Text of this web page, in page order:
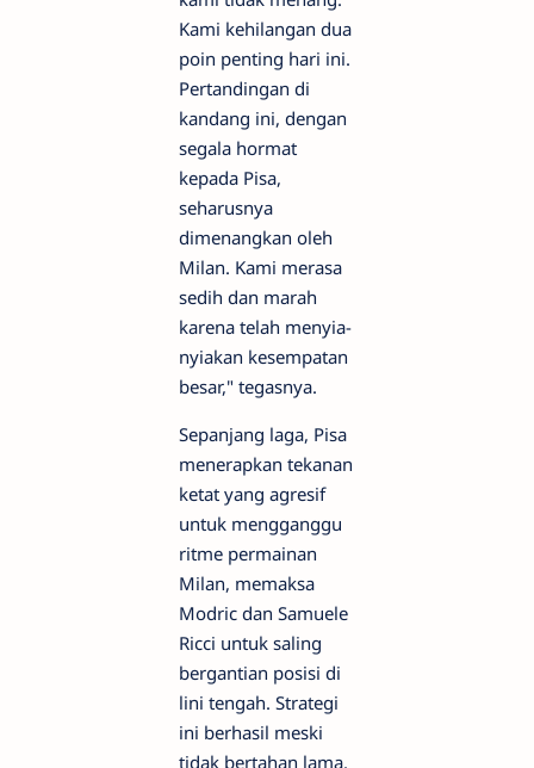
Kami kehilangan dua
poin penting hari ini.
Pertandingan di
kandang ini, dengan
segala hormat
kepada Pisa,
seharusnya
dimenangkan oleh
Milan. Kami merasa
sedih dan marah
karena telah menyia-
nyiakan kesempatan
besar," tegasnya.
Sepanjang laga, Pisa
menerapkan tekanan
ketat yang agresif
untuk mengganggu
ritme permainan
Milan, memaksa
Modric dan Samuele
Ricci untuk saling
bergantian posisi di
lini tengah. Strategi
ini berhasil meski
tidak bertahan lama.